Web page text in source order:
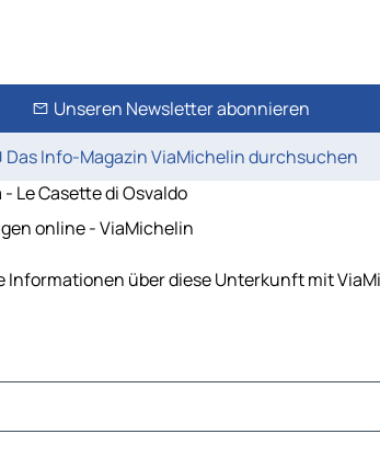
Unseren Newsletter abonnieren
Das Info-Magazin ViaMichelin durchsuchen
- Le Casette di Osvaldo
online - ViaMichelin
über diese Unterkunft mit